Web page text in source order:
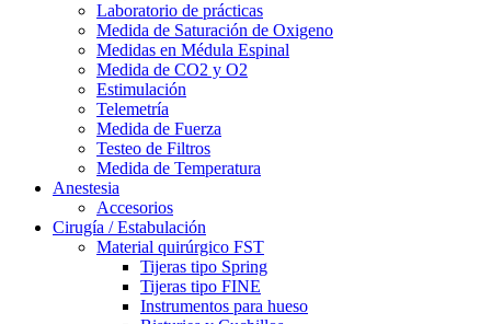
Laboratorio de prácticas
Medida de Saturación de Oxigeno
Medidas en Médula Espinal
Medida de CO2 y O2
Estimulación
Telemetría
Medida de Fuerza
Testeo de Filtros
Medida de Temperatura
Anestesia
Accesorios
Cirugía / Estabulación
Material quirúrgico FST
Tijeras tipo Spring
Tijeras tipo FINE
Instrumentos para hueso